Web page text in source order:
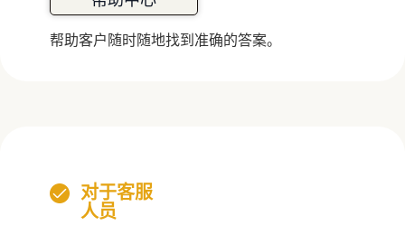
帮助客户随时随地找到准确的答案。
对于客服
人员